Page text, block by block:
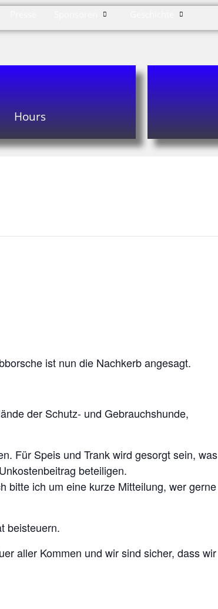
Hours
ist nun die Nachkerb angesagt.
der Schutz- und Gebrauchshunde,
Für Speis und Trank wird gesorgt sein, was
beteiligen.
bitte ich um eine kurze Mitteilung, wer gerne
beisteuern.
aller Kommen und wir sind sicher, dass wir